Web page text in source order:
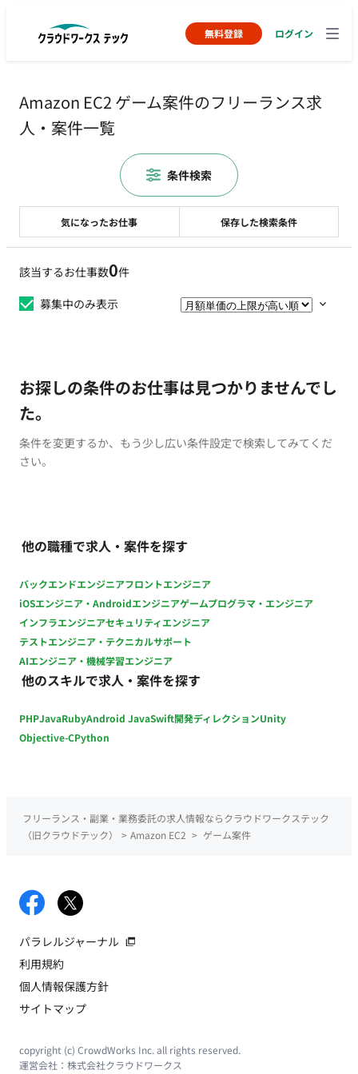
無料登録 ログイン
Amazon EC2 ゲーム案件のフリーランス求
人・案件一覧
該当するお仕事数0件
募集中のみ表示
お探しの条件のお仕事は見つかりませんでし
た。
条件を変更するか、もう少し広い条件設定で検索してみてくだ
さい。
他の職種で求人・案件を探す
バックエンドエンジニアフロントエンジニア
iOSエンジニア・Androidエンジニアゲームプログラマ・エンジニア
インフラエンジニアセキュリティエンジニア
テストエンジニア・テクニカルサポート
AIエンジニア・機械学習エンジニア
他のスキルで求人・案件を探す
PHPJavaRubyAndroid JavaSwift開発ディレクションUnity
Objective-CPython
気になったお仕事 保存した検索条件
条件検索
フリーランス・副業・業務委託の求人情報ならクラウドワークステック
（旧クラウドテック）
> Amazon EC2 > ゲーム案件
パラレルジャーナル
利用規約
個人情報保護方針
サイトマップ
copyright (c) CrowdWorks Inc. all rights reserved.
運営会社： 株式会社クラウドワークス